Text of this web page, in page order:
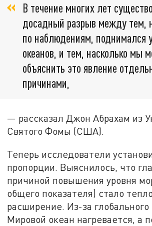
В течение многих лет
досадный разрыв между тем,
по наблюдениям, поднимался
океанов, и тем, насколько мы
объяснить это явление
причинами,
— рассказал Джон Абрахам из
Святого Фомы (США).
Теперь исследователи
пропорции. Выяснилось, что
причиной повышения уровня
общего показателя) стало
расширение. Из-за
Мировой океан нагревается, а